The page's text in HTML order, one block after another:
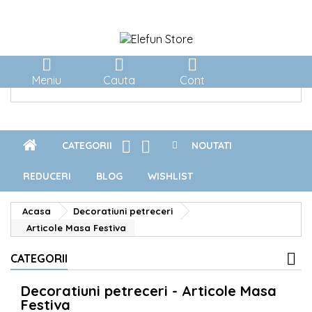

Meniu

Cauta

Cont
 
CATEGORII NOUTATI
REDUCERI BLOG WISHLIST
Acasa
Decoratiuni petreceri
Articole Masa Festiva
CATEGORII
Decoratiuni petreceri - Articole Masa
Festiva